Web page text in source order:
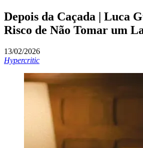
Depois da Caçada | Luca
Risco de Não Tomar um
13/02/2026
Hypercritic